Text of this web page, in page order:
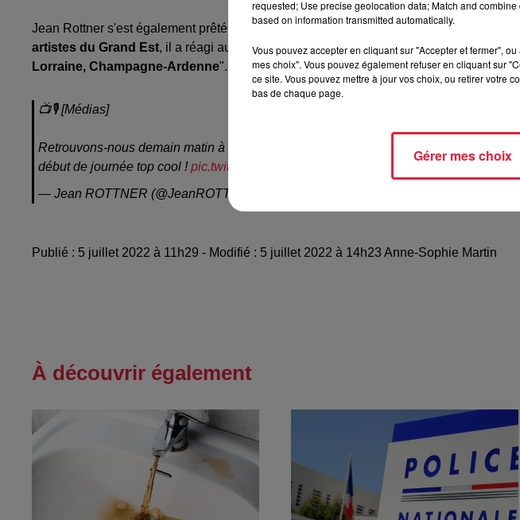
Jean Rottner s'est également prêté au jeu des chroniques de la matinale. Tour à tour,
artistes du Grand Est, il a réagi au Top d'Estelle sur les particularités Alsace-Moselle
Lorraine, Champagne-Ardenne". Sans oublier quelques anecdotes surson passé
📺🎙 [Médias]
Retrouvons-nous demain matin à partir de 8h15. Je serai l’invité de la matinale de
début de journée top cool !pic.twitter.com/tAU4pBn7sD
— Jean ROTTNER (@JeanROTTNER)
Publié : 5 juillet 2022 à 11h29 - Modifié : 5 juillet 2022 à 14h23 Anne-Sophie Martin
À découvrir également
requested; Use precise geolocation data; Match and
based on information transmitted automatically.
Vous pouvez accepter en cliquant sur "Accepter et fermer",
mes choix". Vous pouvez également refuser en cliquant sur
ce site. Vous pouvez mettre à jour vos choix, ou retirer votre
bas de chaque page.
Gérer mes choix